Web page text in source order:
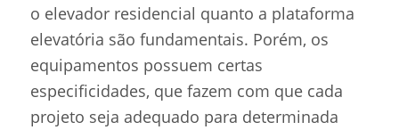
o elevador residencial quanto a plataforma
elevatória são fundamentais. Porém, os
equipamentos possuem certas
especificidades, que fazem com que cada
projeto seja adequado para determinada